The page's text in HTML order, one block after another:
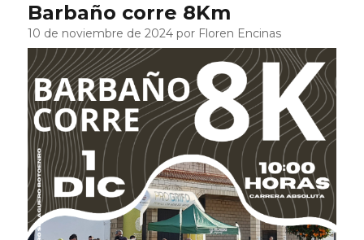
Barbaño corre 8Km
10 de noviembre de 2024 por Floren Encinas